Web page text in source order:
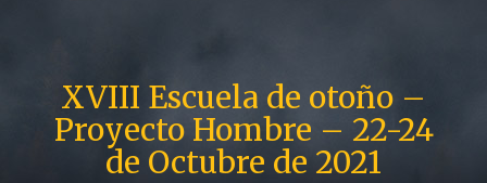
XVIII Escuela de otoño –
Proyecto Hombre – 22-24
de Octubre de 2021